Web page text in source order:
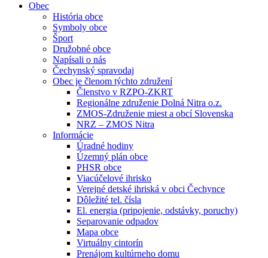
Obec
História obce
Symboly obce
Šport
Družobné obce
Napísali o nás
Čechynský spravodaj
Obec je členom týchto združení
Členstvo v RZPO-ZKRT
Regionálne združenie Dolná Nitra o.z.
ZMOS-Združenie miest a obcí Slovenska
NRZ – ZMOS Nitra
Informácie
Úradné hodiny
Územný plán obce
PHSR obce
Viacúčelové ihrisko
Verejné detské ihriská v obci Čechynce
Dôležité tel. čísla
El. energia (pripojenie, odstávky, poruchy)
Separovanie odpadov
Mapa obce
Virtuálny cintorín
Prenájom kultúrneho domu